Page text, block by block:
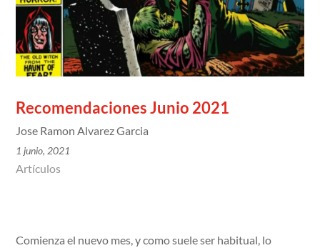
Recomendaciones Junio 2021
Jose Ramon Alvarez Garcia
1 junio, 2021
Artículos
Comienza el nuevo mes, y como suele ser habitual, lo